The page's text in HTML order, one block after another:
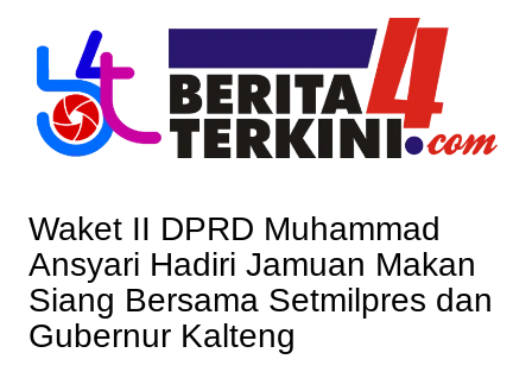
content
Waket II DPRD Muhammad
Ansyari Hadiri Jamuan Makan
Siang Bersama Setmilpres dan
Gubernur Kalteng